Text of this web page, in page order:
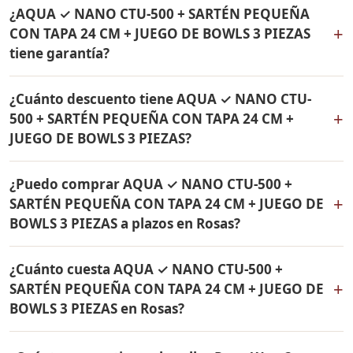
de 24 cm Rena Ware. Todos los productos son
originales Rena Ware con garantía de por vida.
SARTÉN PEQUEÑA CON TAPA 24 CM + JUEGO DE BOWLS
3 PIEZAS a Rosas, Cauca y a todo Colombia. El pago es
contra entrega.
¿AQUA ✓ NANO CTU-500 + SARTÉN PEQUEÑA
CON TAPA 24 CM + JUEGO DE BOWLS 3 PIEZAS
tiene garantía?
+
CTU-500 + SARTÉN PEQUEÑA CON TAPA 24 CM + JUEGO
DE BOWLS 3 PIEZAS tienen garantía de por vida contra
defectos de fabricación. Son productos originales Rena
Ware fabricados en acero inoxidable quirúrgico 18/10.
¿Cuánto descuento tiene AQUA ✓ NANO CTU-
500 + SARTÉN PEQUEÑA CON TAPA 24 CM +
JUEGO DE BOWLS 3 PIEZAS?
+
24 CM + JUEGO DE BOWLS 3 PIEZAS tiene un 38% de
descuento. Contáctame por WhatsApp para conocer el
precio actual. Aplica para Rosas y todo Colombia.
¿Puedo comprar AQUA ✓ NANO CTU-500 +
SARTÉN PEQUEÑA CON TAPA 24 CM + JUEGO DE
BOWLS 3 PIEZAS a plazos en Rosas?
+
PEQUEÑA CON TAPA 24 CM + JUEGO DE BOWLS 3
PIEZAS con solo el 10% de inicial y pagar en cuotas
mensuales de 12, 18 o 24 meses. Aplica para Rosas y
todo Colombia.
¿Cuánto cuesta AQUA ✓ NANO CTU-500 +
SARTÉN PEQUEÑA CON TAPA 24 CM + JUEGO DE
BOWLS 3 PIEZAS en Rosas?
+